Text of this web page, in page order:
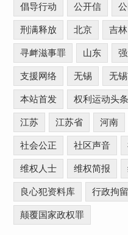
倡导行动 公开信
刑满释放 北京 吉林
寻衅滋事罪 山东
支援网络 无锡 无
本站首发 权利运动头条
江苏 江苏省 河南
社会公正 社区声音
维权人士 维权简报
良心犯资料库 行政拘留
颠覆国家政权罪